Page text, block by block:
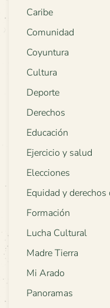
Caribe
Comunidad
Coyuntura
Cultura
Deporte
Derechos
Educación
Ejercicio y salud
Elecciones
Equidad y
Formación
Lucha Cultural
Madre Tierra
Mi Arado
Panoramas